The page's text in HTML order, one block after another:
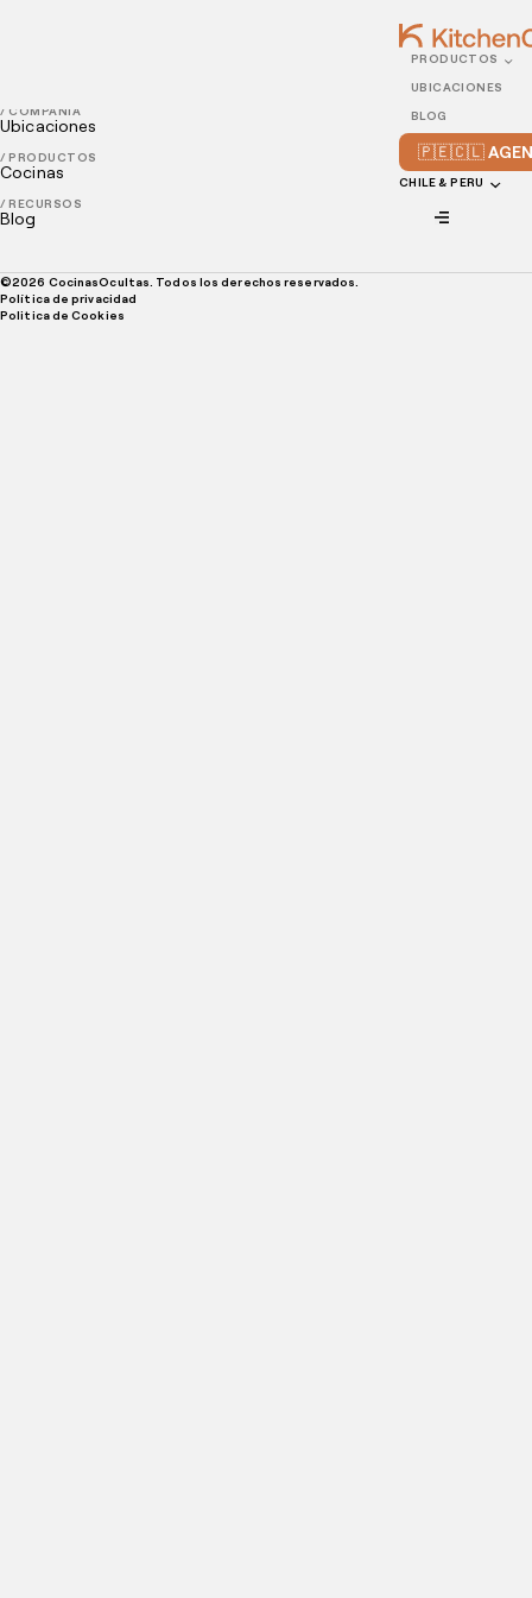
PRODUCTOS
UBICACIONES
BLOG
🇵🇪🇨🇱
CHILE & PERU
/ COMPAÑÍA
Ubicaciones
/ PRODUCTOS
Cocinas
/ RECURSOS
Blog
©2026 CocinasOcultas. Todos los derechos reservados.
Política de privacidad
Politica de Cookies